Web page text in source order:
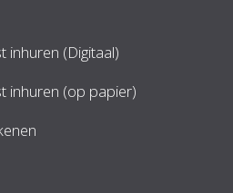
inhuren (Digitaal)
inhuren (op papier)